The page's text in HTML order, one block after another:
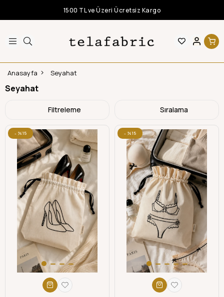
1500 TL ve Üzeri Ücretsiz Kargo
Anasayfa Seyahat
Seyahat
Filtreleme Sıralama
%15 %15